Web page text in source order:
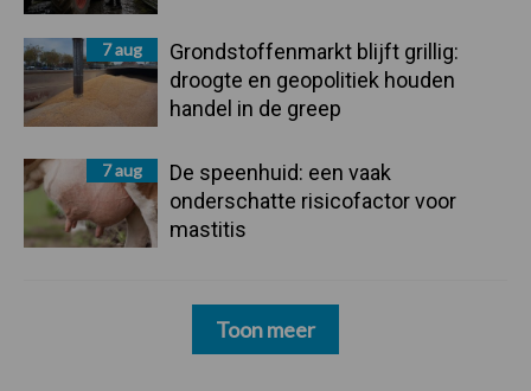
7 aug
Grondstoffenmarkt blijft grillig:
droogte en geopolitiek houden
handel in de greep
7 aug
De speenhuid: een vaak
onderschatte risicofactor voor
mastitis
Toon meer